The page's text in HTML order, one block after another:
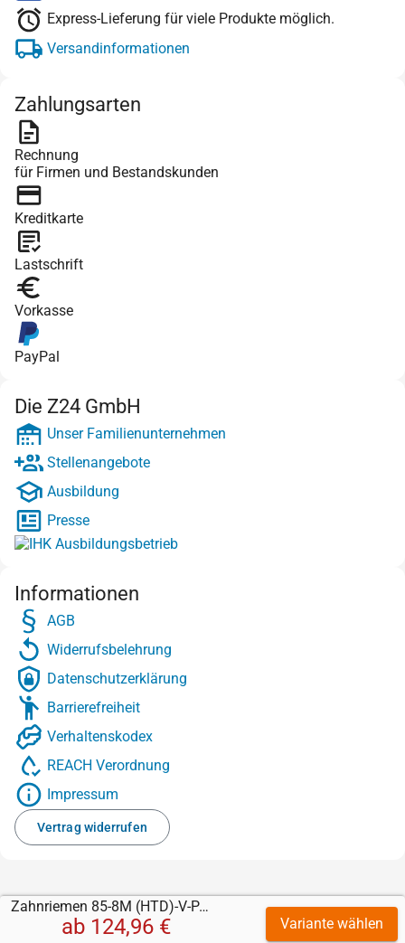
Zahnriemen 85-8M (HTD)-V-PAZ-Stahl mit PU 85 transparent 3 mm
ab 124,96 € Variante wählen
Express-Lieferung für viele Produkte möglich.
Versandinformationen
Zahlungsarten
Rechnung
für Firmen und Bestandskunden
Kreditkarte
Lastschrift
Vorkasse
PayPal
Die Z24 GmbH
Unser Familienunternehmen
Stellenangebote
Ausbildung
Presse
Informationen
AGB
Widerrufsbelehrung
Datenschutzerklärung
Barrierefreiheit
Verhaltenskodex
REACH Verordnung
Impressum
Vertrag widerrufen